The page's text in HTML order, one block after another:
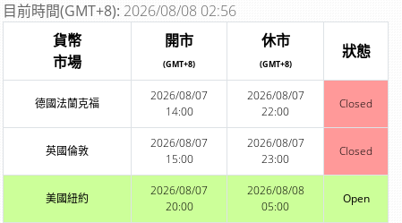
目前時間(GMT+8): 2026/08/08 02:56
貨幣
市場
開市
(GMT+8)
休市
(GMT+8)
狀態
德國法蘭克福
2026/08/07
14:00
2026/08/07
22:00
Closed
英國倫敦
2026/08/07
15:00
2026/08/07
23:00
Closed
美國紐約
2026/08/07
20:00
2026/08/08
05:00
Open